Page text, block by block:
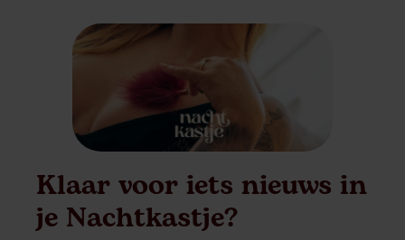
Klaar voor iets nieuws in
je Nachtkastje?